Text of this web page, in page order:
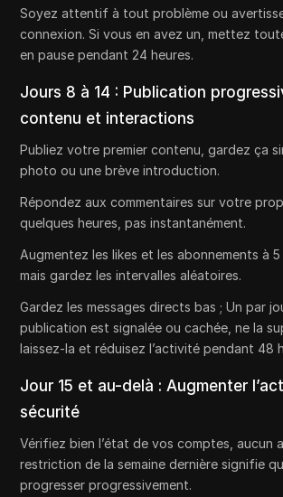
Soyez attentif à tout problème ou
connexion. Si vous en avez un, mettez
en pause pendant 24 heures.
Jours 8 à 14 : Publication
contenu et interactions
Publiez votre premier contenu, gardez ça
photo ou une brève introduction.
Répondez aux commentaires sur votre
quelques heures, pas instantanément.
Augmentez les likes et les abonnements à 5
mais gardez les intervalles aléatoires.
Gardez les messages directs bas ; Un par
publication est signalée ou cachée, ne la
laissez-la et réduisez l’activité pendant 48
Jour 15 et au-delà : Augmenter
sécurité
Vérifiez bien l’état de vos comptes, aucun
restriction de la semaine dernière signifie
progresser progressivement.